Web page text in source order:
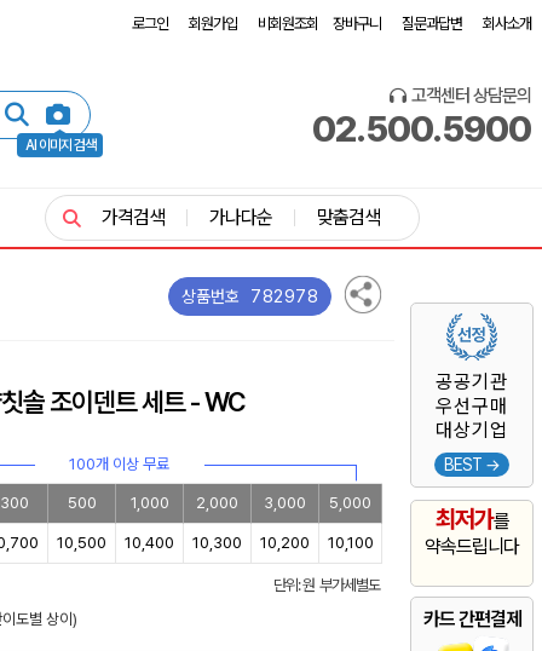
로그인 회원가입 비회원조회 장바구니 질문과답변 회사소개
AI 이미지 검색
고객센터 상담문의
02.500.5900
공공기관
우선구매
대상기업
BEST →
최저가를
약속드립니다
카드 간편결제
가격검색 가나다순 맞춤검색
상품번호 782978
솔 조이덴트 세트 - WC
100개 이상 무료
300 500 1,000 2,000 3,000 5,000
10,500 10,400 10,300 10,200 10,100
단위: 원 부가세별도
도별 상이)